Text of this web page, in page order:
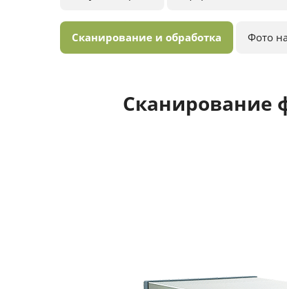
Сканирование и обработка Фото
Сканирование